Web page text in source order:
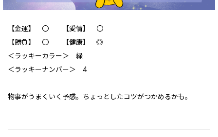
【金運】 〇 【愛情】 〇
【勝負】 〇 【健康】 ◎
＜ラッキーカラー＞ 緑
＜ラッキーナンバー＞ 4
物事がうまくいく予感。ちょっとしたコツがつかめるかも。